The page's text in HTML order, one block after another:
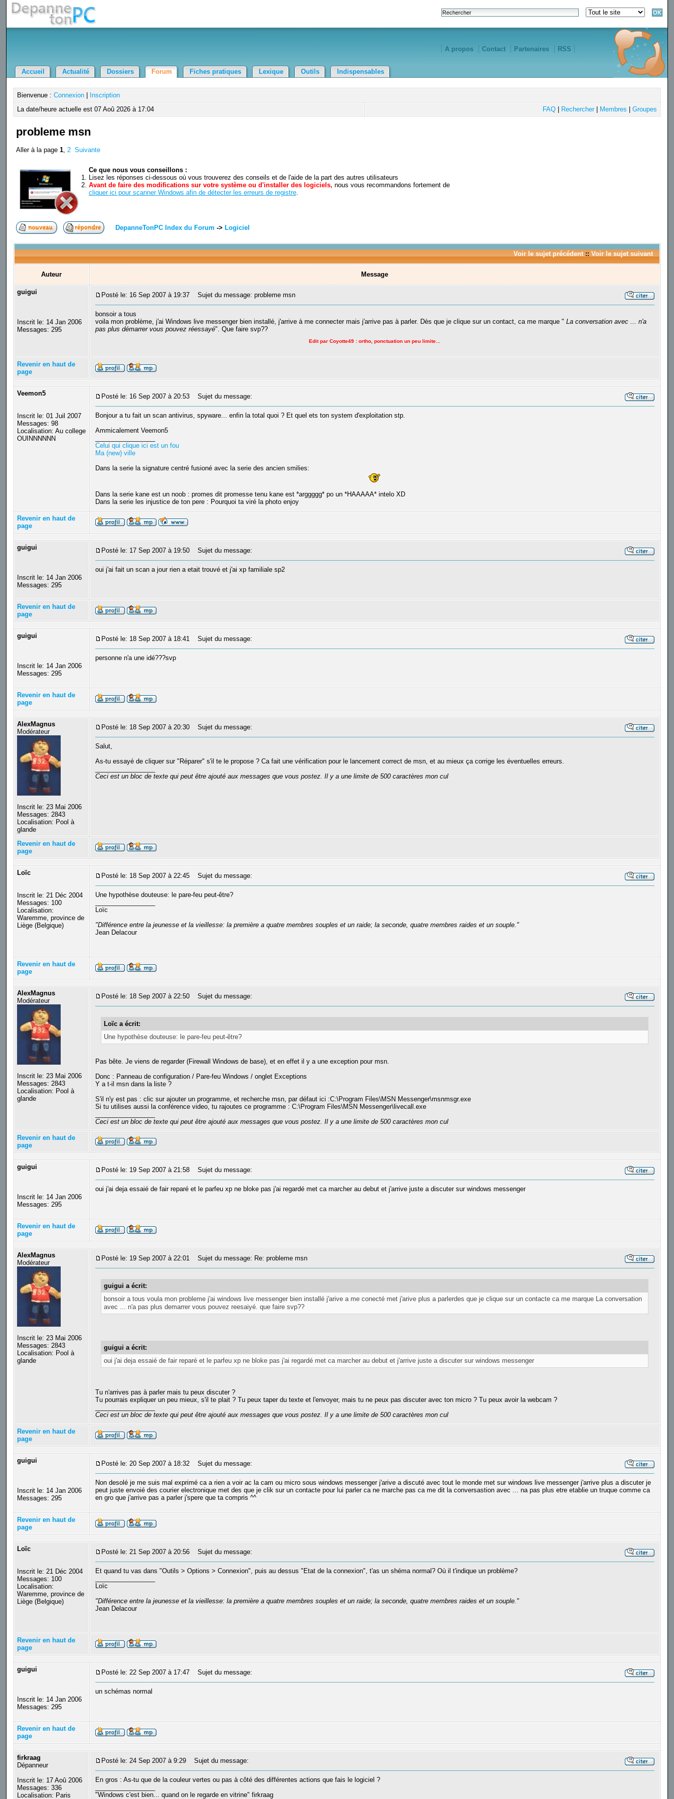
A propos Contact Partenaires RSS
Accueil Actualité Dossiers Forum Fiches pratiques Lexique Outils Indispensables
Bienvenue : Connexion|
Inscription
La date/heure actuelle est 07 Aoû 2026 à 17:04
FAQ| Rechercher| Membres Groupes
probleme msn
Aller à la page 1, 2 Suivante
Ce que nous vous conseillons :
Lisez les réponses ci-dessous où vous trouverez des conseils et de l'aide de la part des autres utilisateurs
Avant de faire des modifications sur votre système ou d'installer des logiciels, nous vous recommandons fortement de
cliquer ici pour scanner Windows afin de détecter les erreurs de registre.
DepanneTonPC Index du Forum -> Logiciel
Voir le sujet précédent:: Voir le sujet suivant
Auteur Message
guigui
Inscrit le: 14 Jan 2006
Messages: 295
Posté le: 16 Sep 2007 à 19:37 Sujet du message: probleme msn
bonsoir a tous
voila mon problème, j'ai Windows live messenger bien installé, j'arrive à me connecter mais j'arrive pas à parler. Dès que je clique sur un contact, ca me marque " La conversation avec ... n'a
pas plus démarrer vous pouvez réessayé". Que faire svp??
Edit par Coyotte49 : ortho, ponctuation un peu limite...
Revenir en haut de
page
Veemon5
Inscrit le: 01 Juil 2007
Messages: 98
Localisation: Au college
OUINNNNNN
Posté le: 16 Sep 2007 à 20:53 Sujet du message:
Bonjour a tu fait un scan antivirus, spyware... enfin la total quoi ? Et quel ets ton system d'exploitation stp.
Ammicalement Veemon5
Celui qui clique ici est un fou
Ma (new) ville
Dans la serie la signature centré fusioné avec la serie des ancien smilies:
Dans la serie kane est un noob : promes dit promesse tenu kane est *arggggg* po un *HAAAAA* intelo XD
Dans la serie les injustice de ton pere : Pourquoi ta viré la photo enjoy
Revenir en haut de
page
guigui
Inscrit le: 14 Jan 2006
Messages: 295
Posté le: 17 Sep 2007 à 19:50 Sujet du message:
oui j'ai fait un scan a jour rien a etait trouvé et j'ai xp familiale sp2
Revenir en haut de
page
guigui
Inscrit le: 14 Jan 2006
Messages: 295
Posté le: 18 Sep 2007 à 18:41 Sujet du message:
personne n'a une idé???svp
Revenir en haut de
page
AlexMagnus
Modérateur
Inscrit le: 23 Mai 2006
Messages: 2843
Localisation: Pool à
glande
Posté le: 18 Sep 2007 à 20:30 Sujet du message:
Salut,
As-tu essayé de cliquer sur "Réparer" s'il te le propose ? Ca fait une vérification pour le lancement correct de msn, et au mieux ça corrige les éventuelles erreurs.
Ceci est un bloc de texte qui peut être ajouté aux messages que vous postez. Il y a une limite de 500 caractères mon cul
Revenir en haut de
page
Loïc
Inscrit le: 21 Déc 2004
Messages: 100
Localisation:
Waremme, province de
Liège (Belgique)
Posté le: 18 Sep 2007 à 22:45 Sujet du message:
Une hypothèse douteuse: le pare-feu peut-être?
Loïc
"Différence entre la jeunesse et la vieillesse: la première a quatre membres souples et un raide; la seconde, quatre membres raides et un souple."
Jean Delacour
Revenir en haut de
page
AlexMagnus
Modérateur
Inscrit le: 23 Mai 2006
Messages: 2843
Localisation: Pool à
glande
Posté le: 18 Sep 2007 à 22:50 Sujet du message:
Loïc a écrit:
Une hypothèse douteuse: le pare-feu peut-être?
Pas bête. Je viens de regarder (Firewall Windows de base), et en effet il y a une exception pour msn.
Donc : Panneau de configuration / Pare-feu Windows / onglet Exceptions
Y a t-il msn dans la liste ?
S'il n'y est pas : clic sur ajouter un programme, et recherche msn, par défaut ici :C:\Program Files\MSN Messenger\msnmsgr.exe
Si tu utilises aussi la conférence video, tu rajoutes ce programme : C:\Program Files\MSN Messenger\livecall.exe
Ceci est un bloc de texte qui peut être ajouté aux messages que vous postez. Il y a une limite de 500 caractères mon cul
Revenir en haut de
page
guigui
Inscrit le: 14 Jan 2006
Messages: 295
Posté le: 19 Sep 2007 à 21:58 Sujet du message:
oui j'ai deja essaié de fair reparé et le parfeu xp ne bloke pas j'ai regardé met ca marcher au debut et j'arrive juste a discuter sur windows messenger
Revenir en haut de
page
AlexMagnus
Modérateur
Inscrit le: 23 Mai 2006
Messages: 2843
Localisation: Pool à
glande
Posté le: 19 Sep 2007 à 22:01 Sujet du message: Re: probleme msn
guigui a écrit:
bonsoir a tous voula mon probleme j'ai windows live messenger bien installé j'arive a me conecté met j'arive plus a parlerdes que je clique sur un contacte ca me marque La conversation
avec ... n'a pas plus demarrer vous pouvez reesaiyé. que faire svp??
guigui a écrit:
oui j'ai deja essaié de fair reparé et le parfeu xp ne bloke pas j'ai regardé met ca marcher au debut et j'arrive juste a discuter sur windows messenger
Tu n'arrives pas à parler mais tu peux discuter ?
Tu pourrais expliquer un peu mieux, s'il te plait ? Tu peux taper du texte et l'envoyer, mais tu ne peux pas discuter avec ton micro ? Tu peux avoir la webcam ?
Ceci est un bloc de texte qui peut être ajouté aux messages que vous postez. Il y a une limite de 500 caractères mon cul
Revenir en haut de
page
guigui
Inscrit le: 14 Jan 2006
Messages: 295
Posté le: 20 Sep 2007 à 18:32 Sujet du message:
Non desolé je me suis mal exprimé ca a rien a voir ac la cam ou micro sous windows messenger j'arive a discuté avec tout le monde met sur windows live messenger j'arrive plus a discuter je
peut juste envoié des courier electronique met des que je clik sur un contacte pour lui parler ca ne marche pas ca me dit la conversastion avec ... na pas plus etre etablie un truque comme ca
en gro que j'arrive pas a parler j'spere que ta compris ^^
Revenir en haut de
page
Loïc
Inscrit le: 21 Déc 2004
Messages: 100
Localisation:
Waremme, province de
Liège (Belgique)
Posté le: 21 Sep 2007 à 20:56 Sujet du message:
Et quand tu vas dans "Outils > Options > Connexion", puis au dessus "Etat de la connexion", t'as un shéma normal? Où il t'indique un problème?
Loïc
"Différence entre la jeunesse et la vieillesse: la première a quatre membres souples et un raide; la seconde, quatre membres raides et un souple."
Jean Delacour
Revenir en haut de
page
guigui
Inscrit le: 14 Jan 2006
Messages: 295
Posté le: 22 Sep 2007 à 17:47 Sujet du message:
un schémas normal
Revenir en haut de
page
firkraag
Dépanneur
Inscrit le: 17 Aoû 2006
Messages: 336
Localisation: Paris
Posté le: 24 Sep 2007 à 9:29 Sujet du message:
En gros : As-tu que de la couleur vertes ou pas à côté des différentes actions que fais le logiciel ?
"Windows c'est bien... quand on le regarde en vitrine" firkraag